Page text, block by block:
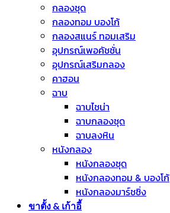
กลองชุด
กลองทอม บองโก้
กลองสแนร์ ทอมเสริม
อุปกรณ์เพอคัชชั่น
อุปกรณ์เสริมกลอง
คาฮอน
ฉาบ
ฉาบไชน่า
ฉาบกลองชุด
ฉาบลงหิน
หนังกลอง
หนังกลองชุด
หนังกลองทอม & บองโก้
หนังกลองมาร์ชชิ่ง
ขาตั้ง & เก้าอี้